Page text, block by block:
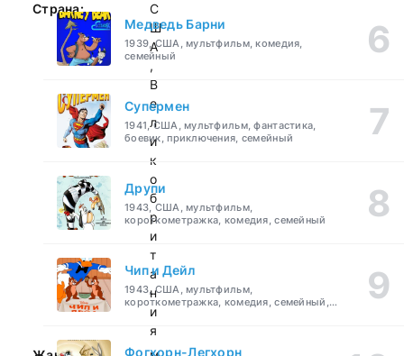
Страна:
С
Ш
А
,
В
е
л
и
к
о
б
р
и
т
а
н
и
я
Медведь Барни
1939, США, мультфильм, комедия,
семейный
Супермен
1941, США, мультфильм, фантастика,
боевик, приключения, семейный
Друпи
1943, США, мультфильм,
короткометражка, комедия, семейный
Чип и Дейл
1943, США, мультфильм,
короткометражка, комедия, семейный,
детский
Фогхорн-Легхорн